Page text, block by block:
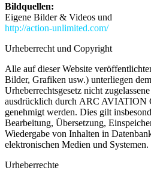
Bildquellen:
Eigene Bilder & Videos und
http://action-unlimited.com/
Urheberrecht und Copyright
Alle auf dieser Website
Bilder, Grafiken usw.) unterliegen
Urheberrechtsgesetz nicht
ausdrücklich durch ARC
genehmigt werden. Dies gilt
Bearbeitung, Übersetzung,
Wiedergabe von Inhalten in
elektronischen Medien und Systemen.
Urheberrechte